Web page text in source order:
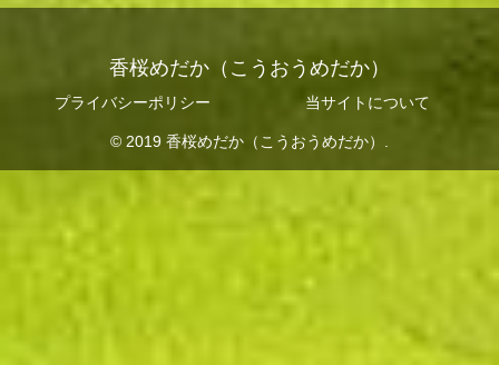
香桜めだか（こうおうめだか）
プライバシーポリシー 当サイトについて
© 2019 香桜めだか（こうおうめだか）.